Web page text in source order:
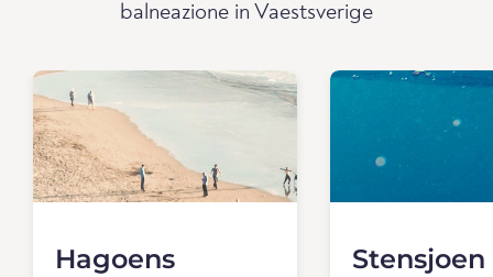
balneazione in Vaestsverige
Hagoens
Stensjoen